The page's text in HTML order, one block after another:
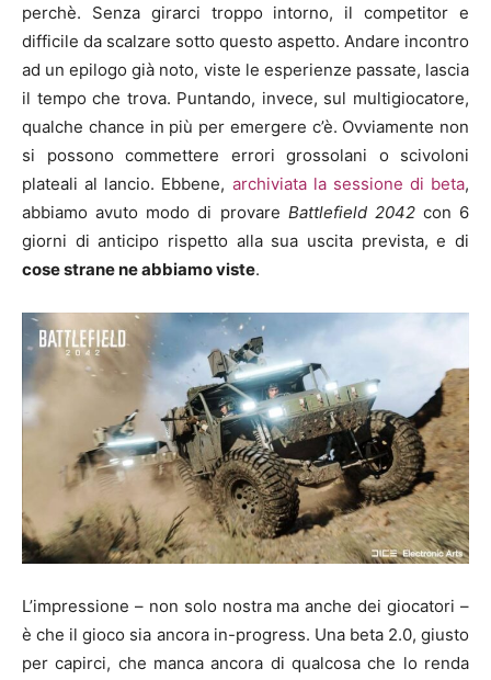
perchè. Senza girarci troppo intorno, il competitor e
difficile da scalzare sotto questo aspetto. Andare incontro
ad un epilogo già noto, viste le esperienze passate, lascia
il tempo che trova. Puntando, invece, sul multigiocatore,
qualche chance in più per emergere c’è. Ovviamente non
si possono commettere errori grossolani o scivoloni
plateali al lancio. Ebbene, archiviata la sessione di beta,
abbiamo avuto modo di provare Battlefield 2042con 6
giorni di anticipo rispetto alla sua uscita prevista, e di
cose strane ne abbiamo viste.
L’impressione – non solo nostra ma anche dei giocatori –
è che il gioco sia ancora in-progress. Una beta 2.0, giusto
per capirci, che manca ancora di qualcosa che lo renda